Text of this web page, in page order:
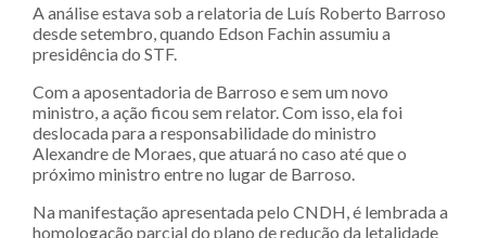
A análise estava sob a relatoria de Luís Roberto Barroso
desde setembro, quando Edson Fachin assumiu a
presidência do STF.
Com a aposentadoria de Barroso e sem um novo
ministro, a ação ficou sem relator. Com isso, ela foi
deslocada para a responsabilidade do ministro
Alexandre de Moraes, que atuará no caso até que o
próximo ministro entre no lugar de Barroso.
Na manifestação apresentada pelo CNDH, é lembrada a
homologação parcial do plano de redução da letalidade